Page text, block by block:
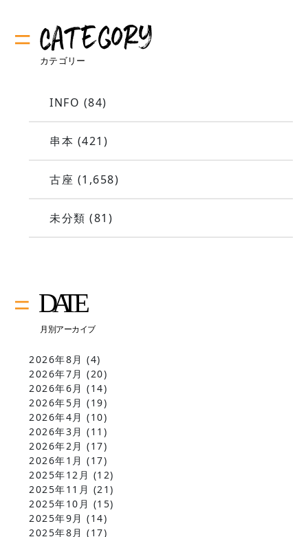
INFO (84)
串本 (421)
古座 (1,658)
未分類 (81)
2026年8月 (4)
2026年7月 (20)
2026年6月 (14)
2026年5月 (19)
2026年4月 (10)
2026年3月 (11)
2026年2月 (17)
2026年1月 (17)
2025年12月 (12)
2025年11月 (21)
2025年10月 (15)
2025年9月 (14)
2025年8月 (17)